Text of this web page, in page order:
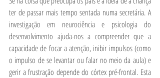
ter de passar mais tempo sentada numa secretária. A
investigação em neurociência e psicologia do
desenvolvimento ajuda-nos a compreender que a
capacidade de focar a atenção, inibir impulsos (como
o impulso de se levantar ou falar no meio da aula) e
gerir a frustração depende do córtex pré-frontal. Esta